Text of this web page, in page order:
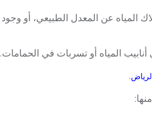
المياه عن المعدل الطبيعي، أو وجود
المياه أو تسربات في الحمامات.
.